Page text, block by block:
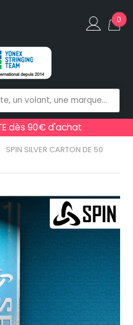
0
dès 90€ d'achat
SPIN SILVER CARTON DE 50